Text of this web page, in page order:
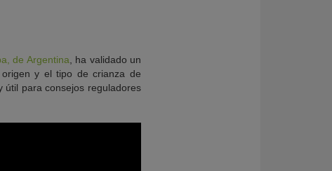
de Argentina , ha validado un
y el tipo de crianza de
útil para consejos reguladores